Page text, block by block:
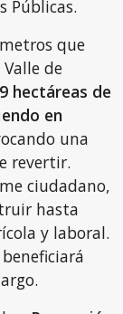
Públicas.
que
de
hectáreas de
en
una
revertir.
ciudadano,
hasta
y laboral.